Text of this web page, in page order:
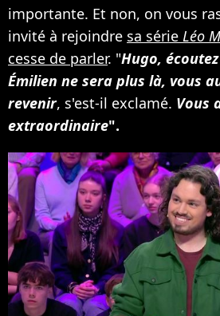
importante. Et non, on vous
invité à rejoindre sa série Léo
cesse de parler. "Hugo,
Émilien ne sera plus là, vous
revenir, s'est-il exclamé. Vous
extraordinaire".